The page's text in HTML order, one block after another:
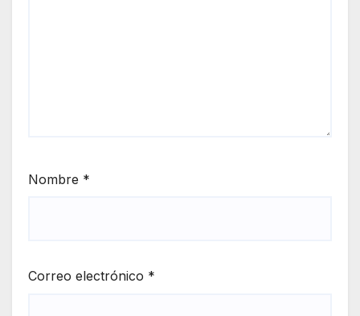
Nombre *
Correo electrónico *